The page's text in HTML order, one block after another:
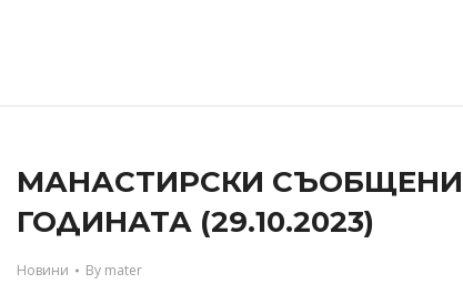
МАНАСТИРСКИ
ГОДИНАТА (29.10.2023)
Новини By mater